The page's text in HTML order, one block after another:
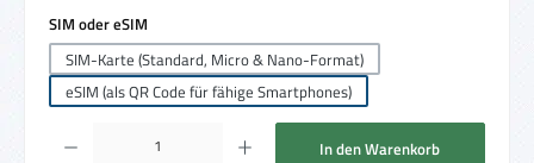
SIM oder eSIM
SIM-Karte (Standard, Micro & Nano-Format)
eSIM (als QR Code für fähige Smartphones)
Produkt Anzahl: Gib den gewünschten Wert ein oder benutze die Schaltflächen um
In den Warenkorb